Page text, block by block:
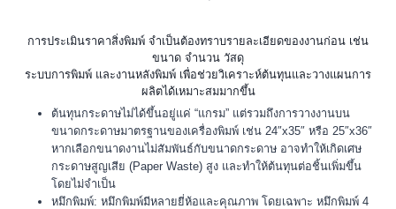
การประเมินราคาสิ่งพิมพ์ จำเป็นต้องทราบรายละเอียดของงานก่อน เช่น
ขนาด จำนวน วัสดุ
ระบบการพิมพ์ และงานหลังพิมพ์ เพื่อช่วยวิเคราะห์ต้นทุนและวางแผนการ
ผลิตได้เหมาะสมมากขึ้น
ต้นทุนกระดาษไม่ได้ขึ้นอยู่แค่ “แกรม” แต่รวมถึงการวางงานบน
ขนาดกระดาษมาตรฐานของเครื่องพิมพ์ เช่น 24″x35″ หรือ 25″x36″
หากเลือกขนาดงานไม่สัมพันธ์กับขนาดกระดาษ อาจทำให้เกิดเศษ
กระดาษสูญเสีย (Paper Waste) สูง และทำให้ต้นทุนต่อชิ้นเพิ่มขึ้น
โดยไม่จำเป็น
หมึกพิมพ์: หมึกพิมพ์มีหลายยี่ห้อและคุณภาพ โดยเฉพาะ หมึกพิมพ์ 4